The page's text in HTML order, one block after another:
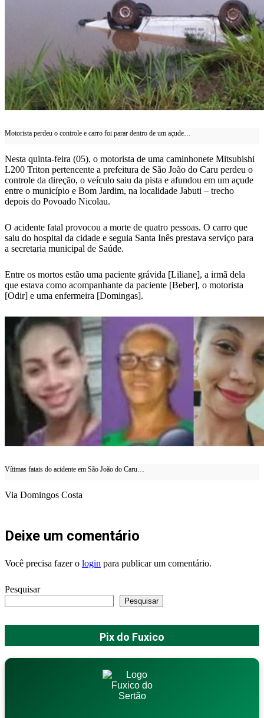
Motorista perdeu o controle e carro foi parar dentro de um açude…
Nesta quinta-feira (05), o motorista de uma caminhonete Mitsubishi
L200 Triton pertencente a prefeitura de São João do Caru perdeu o
controle da direção, o veículo saiu da pista e afundou em um açude
entre o município e Bom Jardim, na localidade Jabuti – trecho
depois do Povoado Nicolau.
O acidente fatal provocou a morte de quatro pessoas. O carro que
saiu do hospital da cidade e seguia Santa Inês prestava serviço para
a secretaria municipal de Saúde.
Entre os mortos estão uma paciente grávida [Liliane], a irmã dela
que estava como acompanhante da paciente [Beber], o motorista
[Odir] e uma enfermeira [Domingas].
Vítimas fatais do acidente em São João do Caru…
Via Domingos Costa
Deixe um comentário
Você precisa fazer o login para publicar um comentário.
Pesquisar
Pesquisar
Pix do Fuxico